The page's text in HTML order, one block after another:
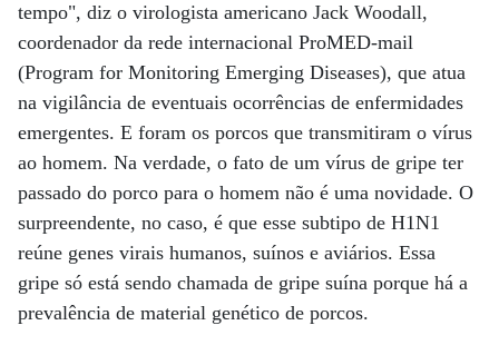
tempo", diz o virologista americano Jack Woodall,
coordenador da rede internacional ProMED-mail
(Program for Monitoring Emerging Diseases), que atua
na vigilância de eventuais ocorrências de enfermidades
emergentes. E foram os porcos que transmitiram o vírus
ao homem. Na verdade, o fato de um vírus de gripe ter
passado do porco para o homem não é uma novidade. O
surpreendente, no caso, é que esse subtipo de H1N1
reúne genes virais humanos, suínos e aviários. Essa
gripe só está sendo chamada de gripe suína porque há a
prevalência de material genético de porcos.